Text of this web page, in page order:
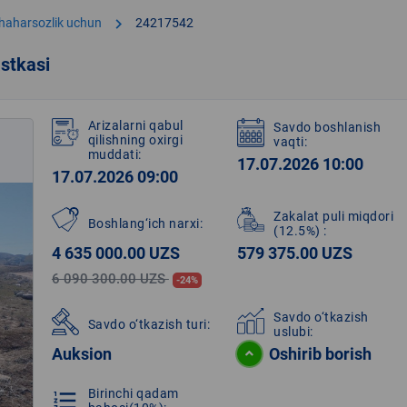
uchun chevron_right 24217542
Arizalarni qabul
qilishning oxirgi
muddati:
17.07.2026 09:00
Savdo boshlanish
vaqti:
17.07.2026 10:00
Boshlang‘ich narxi:
4 635 000.00 UZS
6 090 300.00 UZS -24%
Zakalat puli miqdori
(12.5%) :
579 375.00 UZS
Savdo o‘tkazish turi:
Auksion
Savdo o‘tkazish
uslubi:
Oshirib borish
format_list_numbered
Birinchi qadam